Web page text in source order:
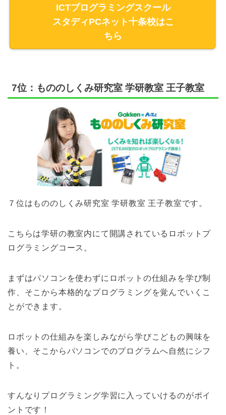
ICTプログラミングスクール
スタディPCネット十条校はこ
ちら
7位：もののしくみ研究室 学研教室 王子教室
７位はもののしくみ研究室 学研教室 王子教室です。
こちらは学研の教室内にて開講されているロボットプ
ログラミングコース。
まずはパソコンを使わずに ロボットの仕組みを学び制
作、そこから本格的なプログラミングを覚んでいくこ
とができます。
ロボットの仕組みを楽しみながら学びこどもの興味を
養い、そこからパソコンでのプログラムへ自然にシフ
ト。
すんなりプログラミング学習に入っていけるのがポイ
ントです！